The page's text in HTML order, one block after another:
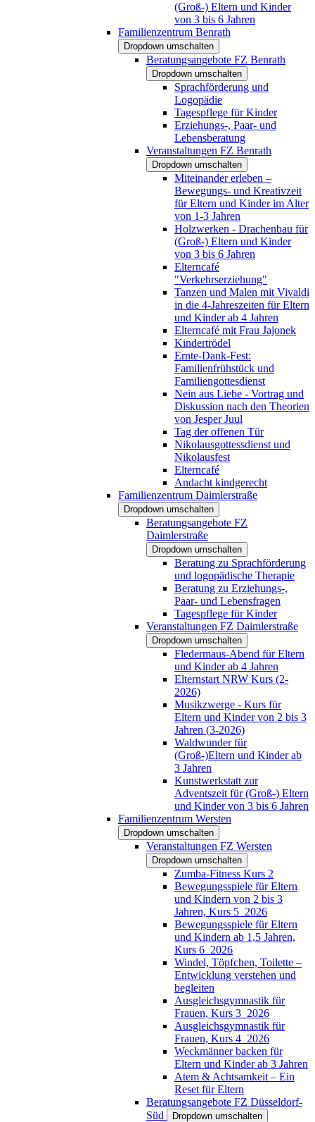
(Groß-) Eltern und Kinder
von 3 bis 6 Jahren
Familienzentrum Benrath
Dropdown umschalten
Beratungsangebote FZ Benrath
Dropdown umschalten
Sprachförderung und
Logopädie
Tagespflege für Kinder
Erziehungs-, Paar- und
Lebensberatung
Veranstaltungen FZ Benrath
Dropdown umschalten
Miteinander erleben –
Bewegungs- und Kreativzeit
für Eltern und Kinder im Alter
von 1-3 Jahren
Holzwerken - Drachenbau für
(Groß-) Eltern und Kinder
von 3 bis 6 Jahren
Elterncafé
"Verkehrserziehung"
Tanzen und Malen mit Vivaldi
in die 4-Jahreszeiten für Eltern
und Kinder ab 4 Jahren
Elterncafé mit Frau Jajonek
Kindertrödel
Ernte-Dank-Fest:
Familienfrühstück und
Familiengottesdienst
Nein aus Liebe - Vortrag und
Diskussion nach den Theorien
von Jesper Juul
Tag der offenen Tür
Nikolausgottessdienst und
Nikolausfest
Elterncafé
Andacht kindgerecht
Familienzentrum Daimlerstraße
Dropdown umschalten
Beratungsangebote FZ
Daimlerstraße
Dropdown umschalten
Beratung zu Sprachförderung
und logopädische Therapie
Beratung zu Erziehungs-,
Paar- und Lebensfragen
Tagespflege für Kinder
Veranstaltungen FZ Daimlerstraße
Dropdown umschalten
Fledermaus-Abend für Eltern
und Kinder ab 4 Jahren
Elternstart NRW Kurs (2-
2026)
Musikzwerge - Kurs für
Eltern und Kinder von 2 bis 3
Jahren (3-2026)
Waldwunder für
(Groß-)Eltern und Kinder ab
3 Jahren
Kunstwerkstatt zur
Adventszeit für (Groß-) Eltern
und Kinder von 3 bis 6 Jahren
Familienzentrum Wersten
Dropdown umschalten
Veranstaltungen FZ Wersten
Dropdown umschalten
Zumba-Fitness Kurs 2
Bewegungsspiele für Eltern
und Kindern von 2 bis 3
Jahren, Kurs 5_2026
Bewegungsspiele für Eltern
und Kindern ab 1,5 Jahren,
Kurs 6_2026
Windel, Töpfchen, Toilette –
Entwicklung verstehen und
begleiten
Ausgleichsgymnastik für
Frauen, Kurs 3_2026
Ausgleichsgymnastik für
Frauen, Kurs 4_2026
Weckmänner backen für
Eltern und Kinder ab 3 Jahren
Atem & Achtsamkeit – Ein
Reset für Eltern
Beratungsangebote FZ Düsseldorf-
Süd
Dropdown umschalten